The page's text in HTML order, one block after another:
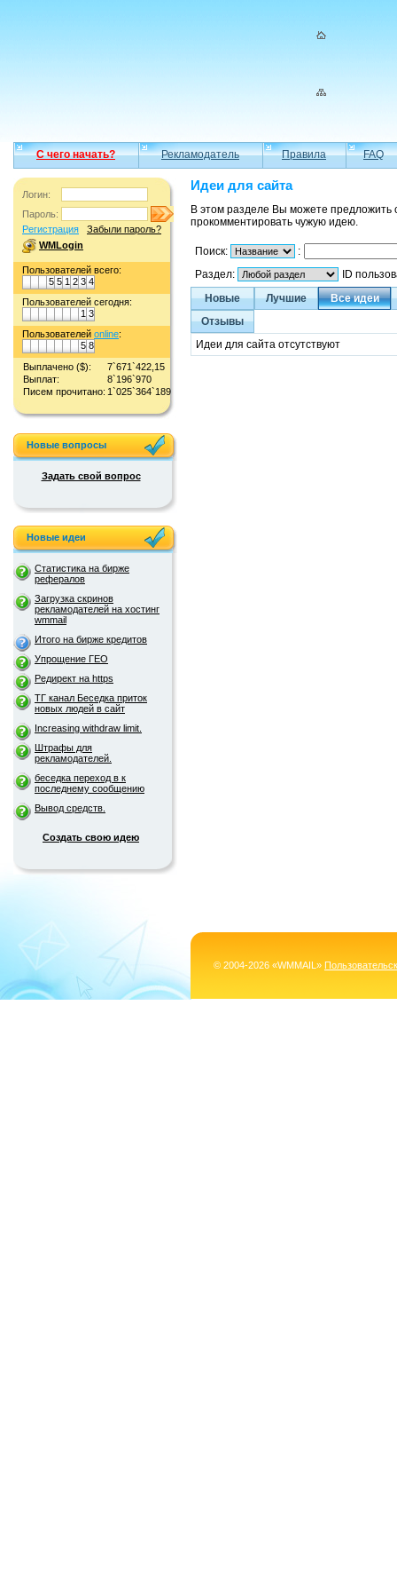
С чего начать? Рекламодатель Правила FAQ
Логин:
Пароль:
Регистрация
Забыли пароль?
WMLogin
Пользователей всего:
5 5 1 2 3 4
Пользователей сегодня:
1 3
Пользователей online:
5 8
Выплачено ($):
7`671`422,15
Выплат:
8`196`970
Писем прочитано: 1`025`364`189
Новые вопросы
Задать свой вопрос
Новые идеи
Статистика на бирже
рефералов
Загрузка скринов
рекламодателей на хостинг
wmmail
Итого на бирже кредитов
Упрощение ГЕО
Редирект на https
ТГ канал Беседка приток
новых людей в сайт
Increasing withdraw limit.
Штрафы для
рекламодателей.
беседка переход в к
последнему сообщению
Вывод средств.
Создать свою идею
Идеи для сайта
В этом разделе Вы можете
прокомментировать чужую идею.
Поиск:
:
Раздел:
ID
Новые
Лучшие
Все идеи
Отзывы
Идеи для сайта отсутствуют
© 2004-2026 «WMMAIL»